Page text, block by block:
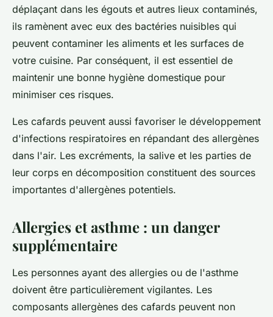
déplaçant dans les égouts et autres lieux contaminés,
ils ramènent avec eux des bactéries nuisibles qui
peuvent contaminer les aliments et les surfaces de
votre cuisine. Par conséquent, il est essentiel de
maintenir une bonne hygiène domestique pour
minimiser ces risques.
Les cafards peuvent aussi favoriser le développement
d'infections respiratoires en répandant des allergènes
dans l'air. Les excréments, la salive et les parties de
leur corps en décomposition constituent des sources
importantes d'allergènes potentiels.
Allergies et asthme : un danger
supplémentaire
Les personnes ayant des allergies ou de l'asthme
doivent être particulièrement vigilantes. Les
composants allergènes des cafards peuvent non